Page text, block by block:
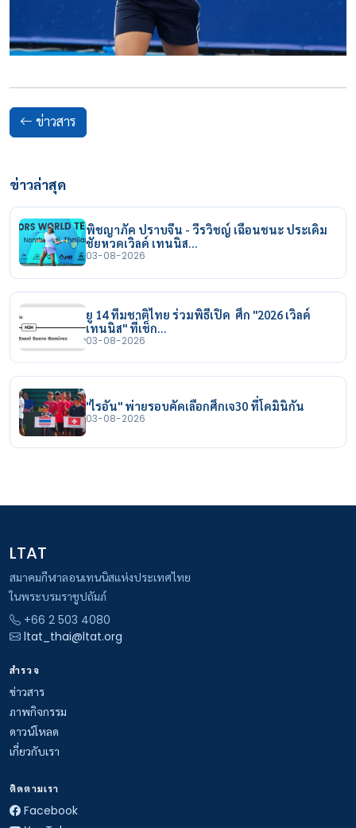
ข่าวสาร
ข่าวล่าสุด
พิชญาภัค ปราบจีน - วีรวิชญ์ เฉือนชนะ ประเดิม
ชัยหวดเวิลด์ เทนนิส…
03-08-2026
ยู 14 ทีมชาติไทย ร่วมพิธีเปิด ศึก "2026 เวิลด์
เทนนิส" ที่เช็ก…
03-08-2026
"ไรอัน" พ่ายรอบคัดเลือกศึกเจ30 ที่โดมินิกัน
03-08-2026
LTAT
สมาคมกีฬาลอนเทนนิสแห่งประเทศไทย
ในพระบรมราชูปถัมภ์
+66 2 503 4080
ltat_thai@ltat.org
สำรวจ
ข่าวสาร
ภาพกิจกรรม
ดาวน์โหลด
เกี่ยวกับเรา
ติดตามเรา
Facebook